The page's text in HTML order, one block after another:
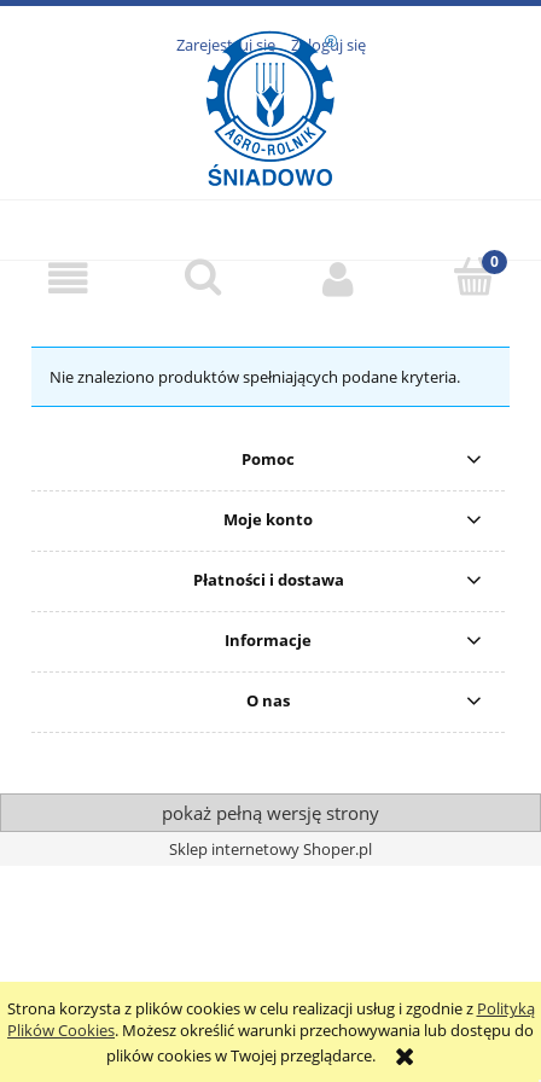
Strona korzysta z plików cookies w celu realizacji usług i zgodnie z Polityką
Plików Cookies. Możesz określić warunki przechowywania lub dostępu do
plików cookies w Twojej przeglądarce.
Zarejestruj się Zaloguj się
Nie znaleziono produktów spełniających podane kryteria.
Pomoc
Moje konto
Płatności i dostawa
Informacje
O nas
pokaż pełną wersję strony
Sklep internetowy Shoper.pl